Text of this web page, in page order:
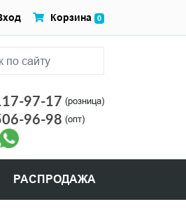
97-17 (розница)
96-98 (опт)
Корзина 0
РАСПРОДАЖА